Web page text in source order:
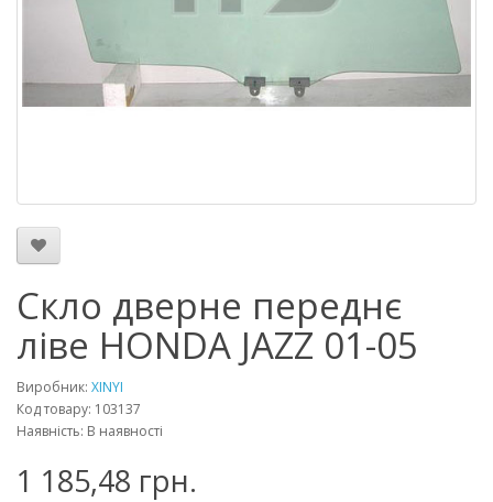
Скло дверне переднє
ліве HONDA JAZZ 01-05
Виробник: XINYI
Код товару: 103137
Наявність: В наявності
1 185,48 грн.